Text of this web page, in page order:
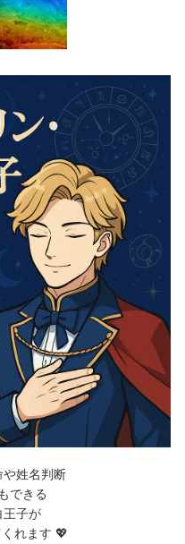
や姓名判断
できる
王子が
れます 💖